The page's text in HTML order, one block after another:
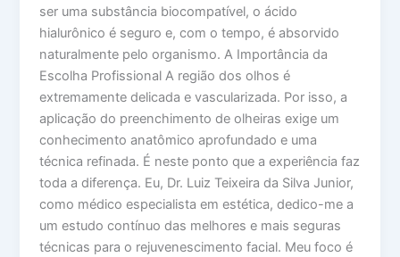
ser uma substância biocompatível, o ácido
hialurônico é seguro e, com o tempo, é absorvido
naturalmente pelo organismo. A Importância da
Escolha Profissional A região dos olhos é
extremamente delicada e vascularizada. Por isso, a
aplicação do preenchimento de olheiras exige um
conhecimento anatômico aprofundado e uma
técnica refinada. É neste ponto que a experiência faz
toda a diferença. Eu, Dr. Luiz Teixeira da Silva Junior,
como médico especialista em estética, dedico-me a
um estudo contínuo das melhores e mais seguras
técnicas para o rejuvenescimento facial. Meu foco é